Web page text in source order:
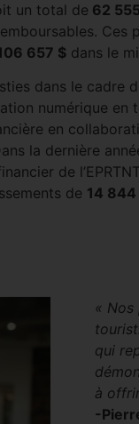
un total de 62
Ces
657 $ dans le
dans le cadre
numérique en
en
la dernière
de
de 14
« Nos
qui
à
-